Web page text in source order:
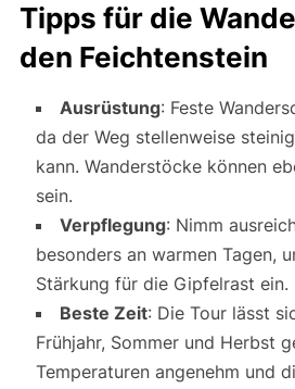
Tipps für die
den Feichtenstein
Ausrüstung: Feste
da der Weg stellenweise
kann. Wanderstöcke können
sein.
Verpflegung: Nimm
besonders an warmen Tagen,
Stärkung für die Gipfelrast ein.
Beste Zeit: Die Tour lässt
Frühjahr, Sommer und Herbst
Temperaturen angenehm und